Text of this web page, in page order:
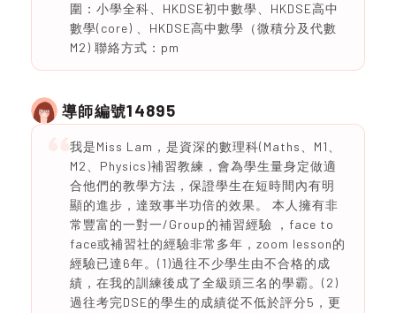
圍：小學全科、HKDSE初中數學、HKDSE高中
數學(core) 、HKDSE高中數學（微積分及代數
M2) 聯絡方式：pm
導師編號14895
我是Miss Lam，是資深的數理科(Maths、M1、
M2、Physics)補習教練，會為學生量身定做適
合他們的教學方法，保證學生在短時間內有明
顯的進步，達致事半功倍的效果。 本人擁有非
常豐富的一對一/Group的補習經驗 ，face to
face或補習社的經驗非常多年，zoom lesson的
經驗已達6年。(1)過往不少學生由不合格的成
績，在我的訓練後成了全級頭三名的學霸。(2)
過往考完DSE的學生的成績從不低於評分5，更